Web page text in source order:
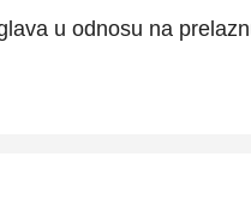
u odnosu na